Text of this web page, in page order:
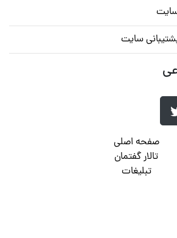
سایت
صفحه اصلی
تالار گفتمان
تبلیغات